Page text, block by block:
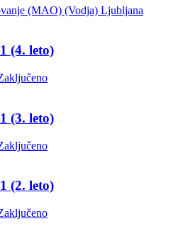
(MAO) (Vodja) Ljubljana
(4. leto)
(3. leto)
(2. leto)